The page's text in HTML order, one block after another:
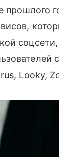
прошлого
Looky,